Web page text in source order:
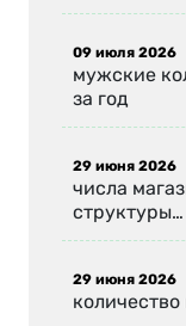
09 июля 2026
мужские
за год
29 июня 2026
числа
структуры…
29 июня 2026